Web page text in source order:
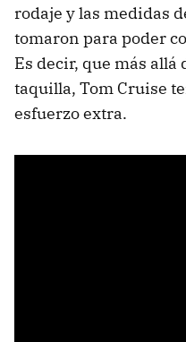
rodaje y las medidas
tomaron para poder
Es decir, que más
taquilla, Tom Cruise
esfuerzo extra.